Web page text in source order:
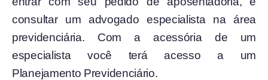
consultar um advogado especialista na área
previdenciária. Com a acessória de um
especialista você terá acesso a um
Planejamento Previdenciário.